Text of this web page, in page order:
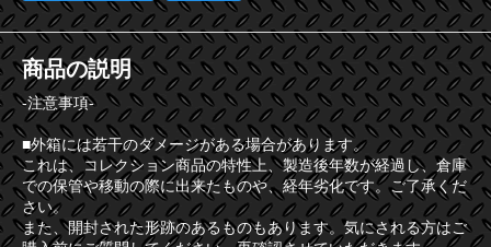
商品の説明
-注意事項-
■外箱には若干のダメージがある場合があります。
これは、コレクション商品の特性上、製造後年数が経過し、倉庫
での保管や移動の際に出来たものや、経年劣化です。ご了承くだ
さい。
また、開封された形跡のあるものもあります。気にされる方はご